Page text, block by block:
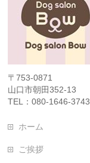
〒753-0871
山口市朝田352-13
TEL：080-1646-3743
ホーム
ご挨拶